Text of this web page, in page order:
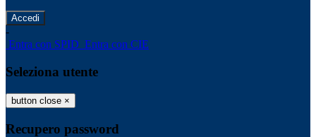
-
Entra con SPID Entra con CIE
Seleziona utente
button close ×
Recupero password